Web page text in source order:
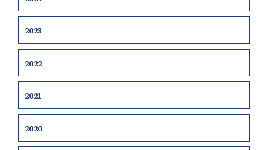
2023
2022
2021
2020